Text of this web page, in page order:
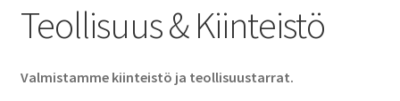
Laserleikkaus & -kaiverrus
Mainosteippaukset & teippausten poisto
Teollisuus & Kiinteistö
Valmistamme kiinteistö ja teollisuustarrat.